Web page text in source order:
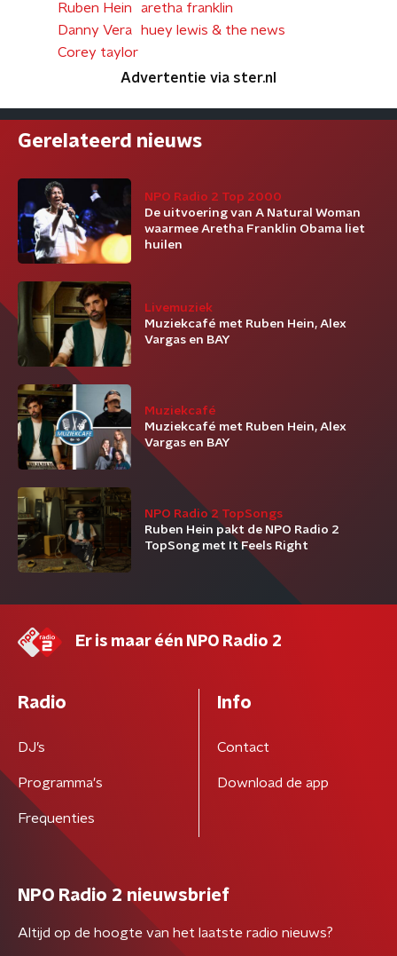
Ruben Hein
aretha franklin
Danny Vera
huey lewis & the news
Corey taylor
Advertentie via ster.nl
Gerelateerd nieuws
NPO Radio 2 Top 2000
De uitvoering van A Natural Woman
waarmee Aretha Franklin Obama liet
huilen
Livemuziek
Muziekcafé met Ruben Hein, Alex
Vargas en BAY
Muziekcafé
Muziekcafé met Ruben Hein, Alex
Vargas en BAY
NPO Radio 2 TopSongs
Ruben Hein pakt de NPO Radio 2
TopSong met It Feels Right
Er is maar één NPO Radio 2
Radio
DJ’s
Programma's
Frequenties
Info
Contact
Download de app
NPO Radio 2 nieuwsbrief
Altijd op de hoogte van het laatste radio nieuws?